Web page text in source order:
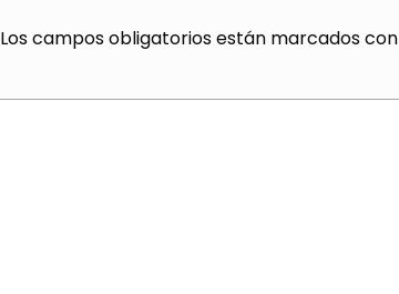
Los campos obligatorios están marcados con